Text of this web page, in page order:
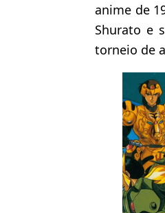
anime de
Shurato e
torneio de